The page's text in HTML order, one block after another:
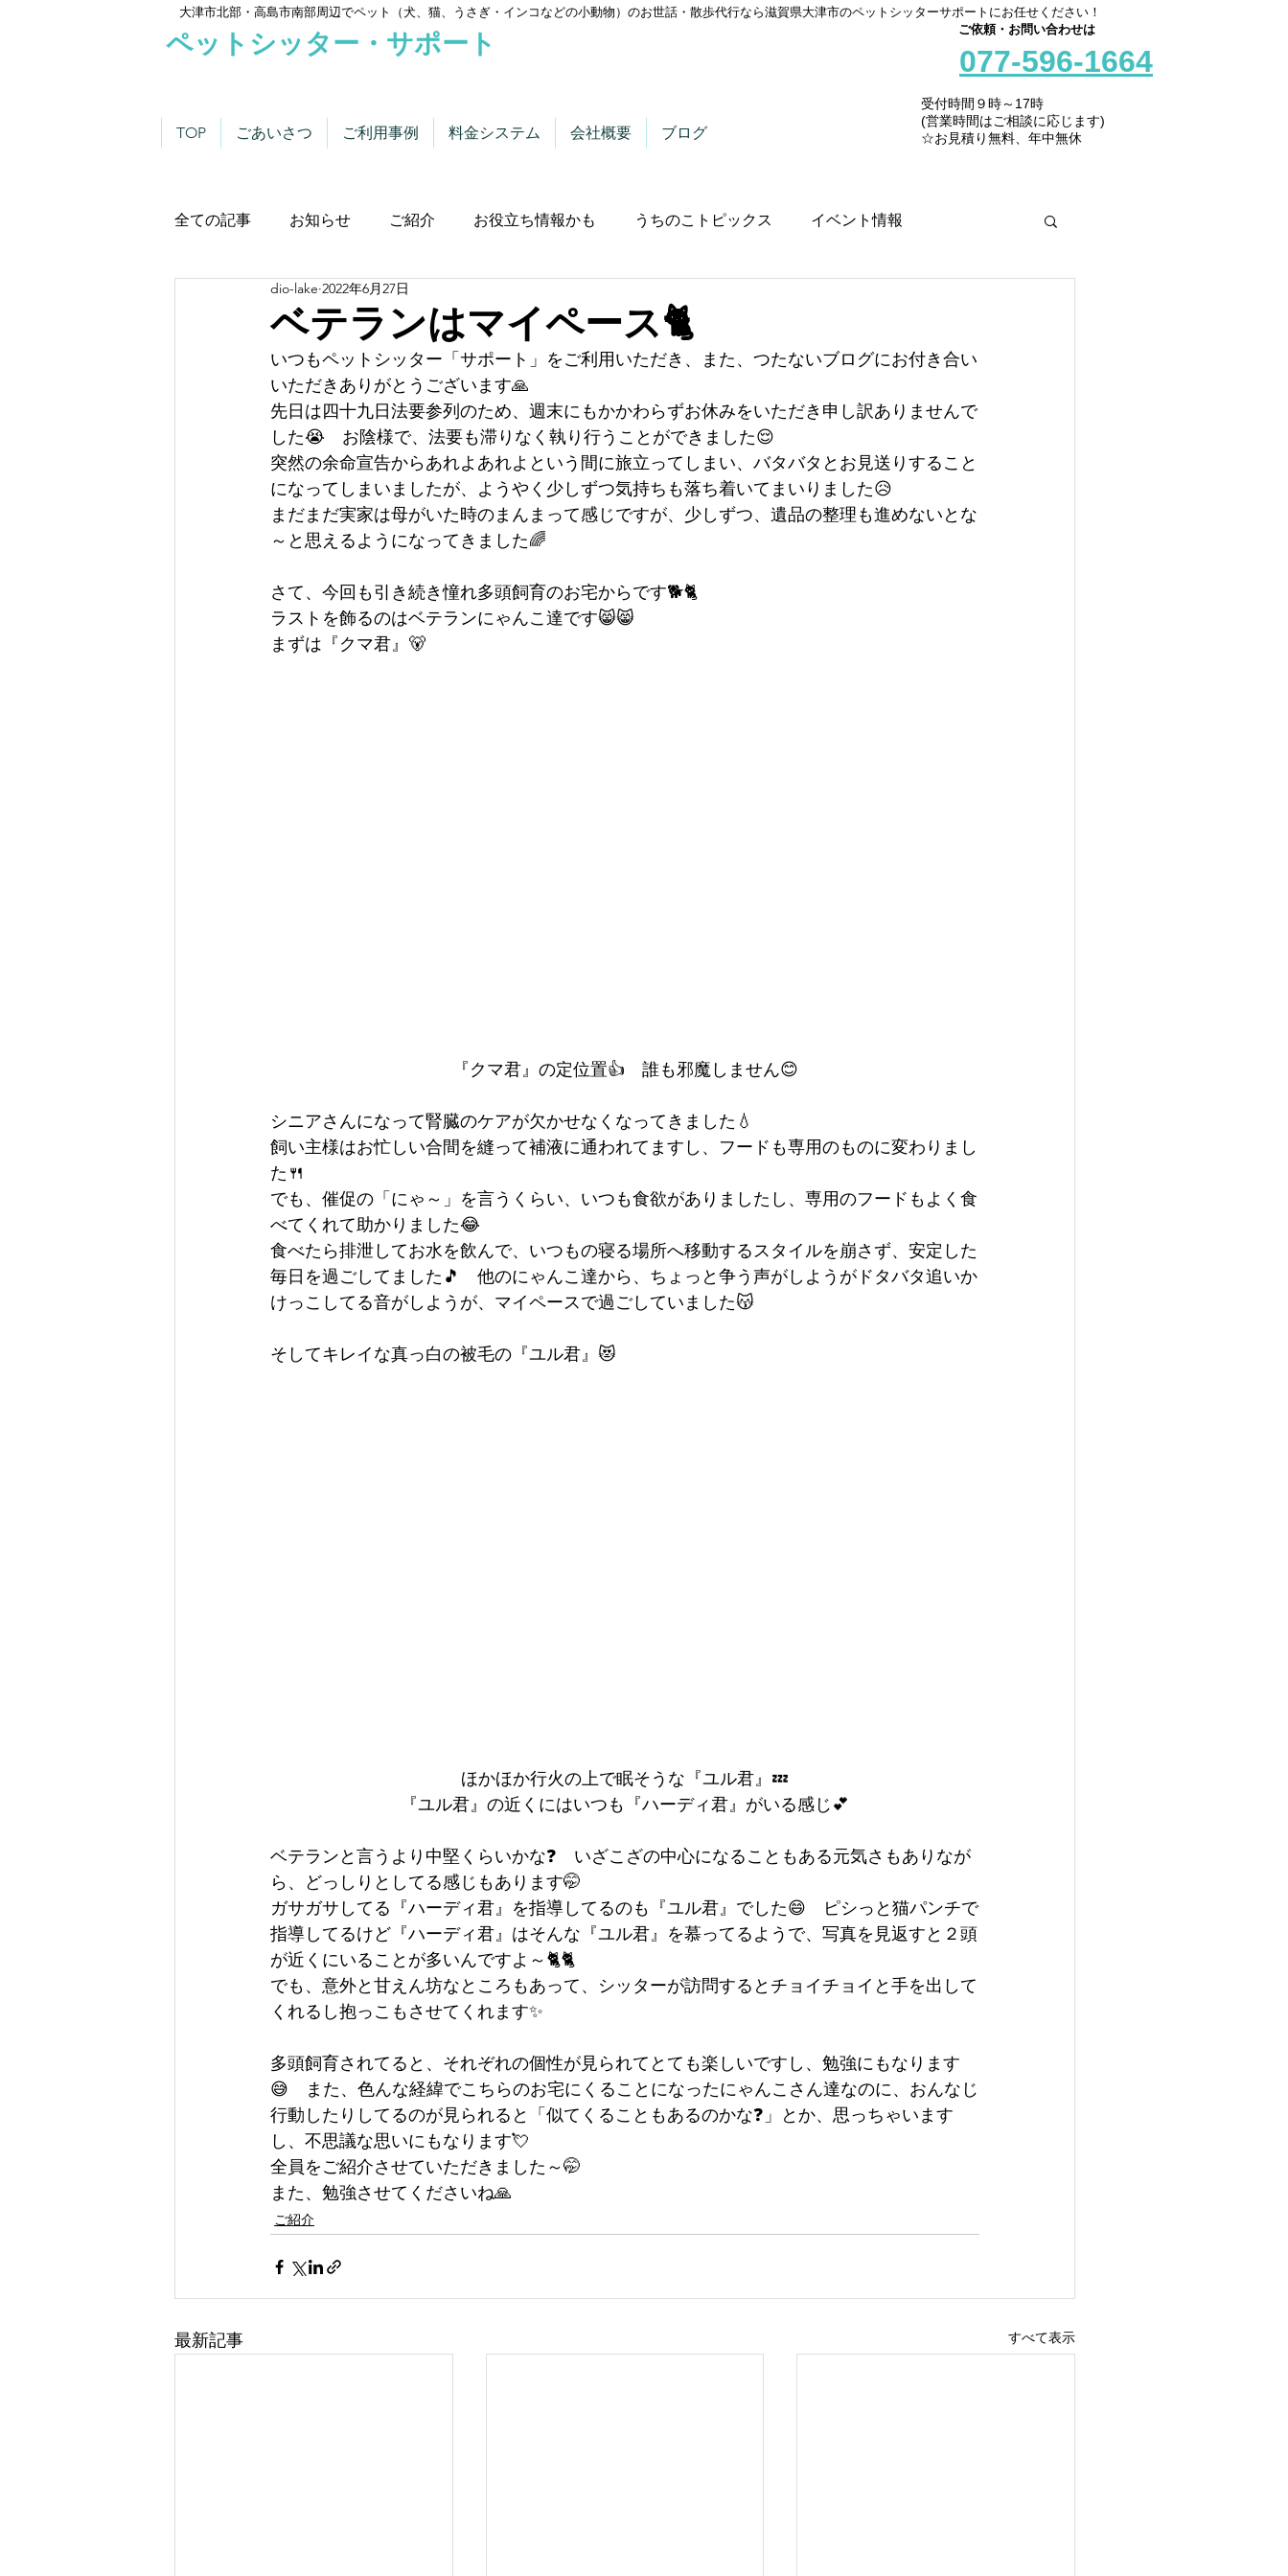
大津市北部・高島市南部周辺でペット（犬、猫、うさぎ・インコなどの小動物）のお世話・散歩代行なら滋賀県大津市のペットシッターサポートにお任せください！
ペットシッター・サポート
TOP ごあいさつ ご利用事例 料金システム 会社概要 ブログ
ご依頼・お問い合わせは
077-596-1664
受付時間９時～17時
(営業時間はご相談に応じます)
☆お見積り無料、年中無休
全ての記事 お知らせ ご紹介 お役立ち情報かも うちのこトピックス イベント情報
わんこにゃんこニュース
ベテランはマイペース🐈
dio-lake 2022年6月27日
いつもペットシッター「サポート」をご利用いただき、また、つたないブログにお付き合い
いただきありがとうございます🙏
先日は四十九日法要参列のため、週末にもかかわらずお休みをいただき申し訳ありませんで
した😭　お陰様で、法要も滞りなく執り行うことができました😌
突然の余命宣告からあれよあれよという間に旅立ってしまい、バタバタとお見送りすること
になってしまいましたが、ようやく少しずつ気持ちも落ち着いてまいりました😥
まだまだ実家は母がいた時のまんまって感じですが、少しずつ、遺品の整理も進めないとな
～と思えるようになってきました🌈
さて、今回も引き続き憧れ多頭飼育のお宅からです🐕🐈
ラストを飾るのはベテランにゃんこ達です😸😸
まずは『クマ君』🐻
『クマ君』の定位置👍　誰も邪魔しません😊
シニアさんになって腎臓のケアが欠かせなくなってきました💧
飼い主様はお忙しい合間を縫って補液に通われてますし、フードも専用のものに変わりまし
た🍴
でも、催促の「にゃ～」を言うくらい、いつも食欲がありましたし、専用のフードもよく食
べてくれて助かりました😂
食べたら排泄してお水を飲んで、いつもの寝る場所へ移動するスタイルを崩さず、安定した
毎日を過ごしてました🎵　他のにゃんこ達から、ちょっと争う声がしようがドタバタ追いか
けっこしてる音がしようが、マイペースで過ごしていました😽
そしてキレイな真っ白の被毛の『ユル君』😻
ほかほか行火の上で眠そうな『ユル君』💤
『ユル君』の近くにはいつも『ハーディ君』がいる感じ💕
ベテランと言うより中堅くらいかな❓　いざこざの中心になることもある元気さもありなが
ら、どっしりとしてる感じもあります🤭
ガサガサしてる『ハーディ君』を指導してるのも『ユル君』でした😄　ピシっと猫パンチで
指導してるけど『ハーディ君』はそんな『ユル君』を慕ってるようで、写真を見返すと２頭
が近くにいることが多いんですよ～🐈🐈
でも、意外と甘えん坊なところもあって、シッターが訪問するとチョイチョイと手を出して
くれるし抱っこもさせてくれます✨
多頭飼育されてると、それぞれの個性が見られてとても楽しいですし、勉強にもなります
😅　また、色んな経緯でこちらのお宅にくることになったにゃんこさん達なのに、おんなじ
行動したりしてるのが見られると「似てくることもあるのかな❓」とか、思っちゃいます
し、不思議な思いにもなります💘
全員をご紹介させていただきました～🤭
また、勉強させてくださいね🙏
ご紹介
最新記事 すべて表示